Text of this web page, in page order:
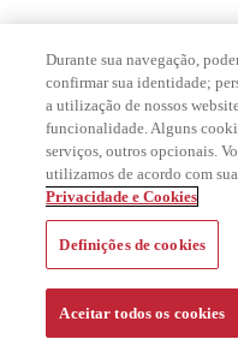
Durante sua navegação,
confirmar sua identidade;
a utilização de nossos
funcionalidade. Alguns
serviços, outros opcionais.
utilizamos de acordo com
Privacidade e Cookies
Definições de cookies
Aceitar todos os cookies